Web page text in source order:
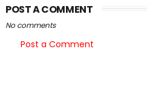
POST A COMMENT
No comments
Post a Comment